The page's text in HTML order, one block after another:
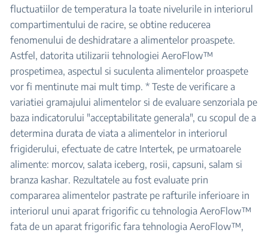
fluctuatiilor de temperatura la toate nivelurile in interiorul
compartimentului de racire, se obtine reducerea
fenomenului de deshidratare a alimentelor proaspete.
Astfel, datorita utilizarii tehnologiei AeroFlow™
prospetimea, aspectul si suculenta alimentelor proaspete
vor fi mentinute mai mult timp. * Teste de verificare a
variatiei gramajului alimentelor si de evaluare senzoriala pe
baza indicatorului "acceptabilitate generala", cu scopul de a
determina durata de viata a alimentelor in interiorul
frigiderului, efectuate de catre Intertek, pe urmatoarele
alimente: morcov, salata iceberg, rosii, capsuni, salam si
branza kashar. Rezultatele au fost evaluate prin
compararea alimentelor pastrate pe rafturile inferioare in
interiorul unui aparat frigorific cu tehnologia AeroFlow™
fata de un aparat frigorific fara tehnologia AeroFlow™,